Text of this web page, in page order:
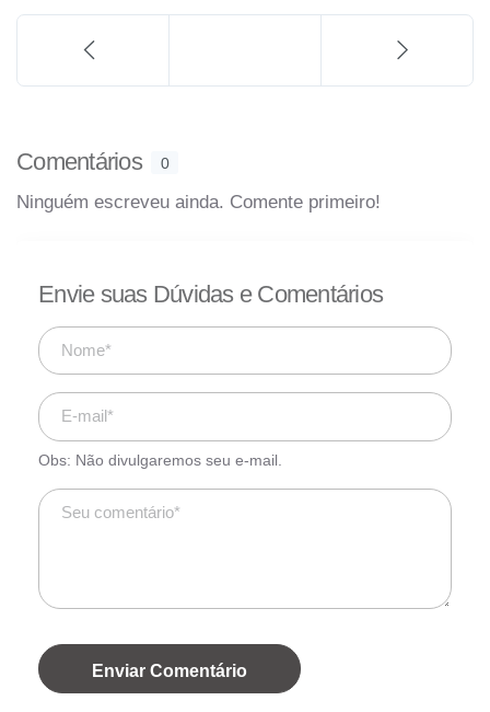
Comentários 0
Ninguém escreveu ainda. Comente primeiro!
Envie suas Dúvidas e Comentários
Obs: Não divulgaremos seu e-mail.
Enviar Comentário